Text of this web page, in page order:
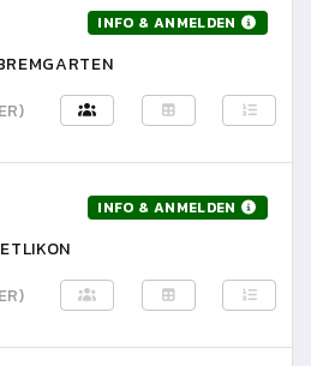
INFO & ANMELDEN
INFO & ANMELDEN